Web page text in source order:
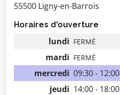
55500 Ligny-en-Barrois
Horaires d'ouverture
lundi FERMÉ
mardi FERMÉ
mercredi 09:30 -
jeudi 14:00 - 18:00